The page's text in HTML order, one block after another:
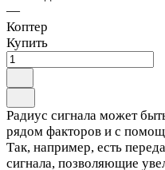
—
Коптер
Купить
Радиус сигнала может
рядом факторов и с
Так, например, есть
сигнала, позволяющие